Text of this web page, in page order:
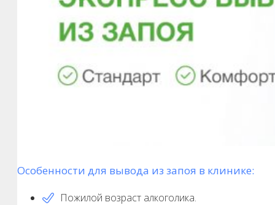
Особенности для вывода из запоя в клинике:
Пожилой возраст алкоголика.